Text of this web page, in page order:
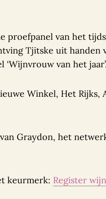
proefpanel van het
Tjitske uit handen
van het
Winkel, Het Rijks,
Graydon, het
keurmerk: Register